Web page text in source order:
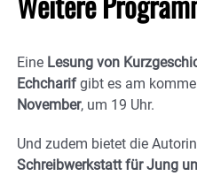
Eine Lesung von
Echcharifgibt es am
November, um 19 Uhr.
Und zudem bietet die
Schreibwerkstatt für Jung